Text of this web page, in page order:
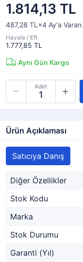
1.814,13 TL
487,28 TL×4 Ay'a Varan
Havale / Eft
1.777,85 TL
Aynı Gün Kargo
Adet
Ürün Açıklaması
Satıcıya Danış
Diğer Özellikler
Stok Kodu
Marka
Stok Durumu
Garanti (Yıl)